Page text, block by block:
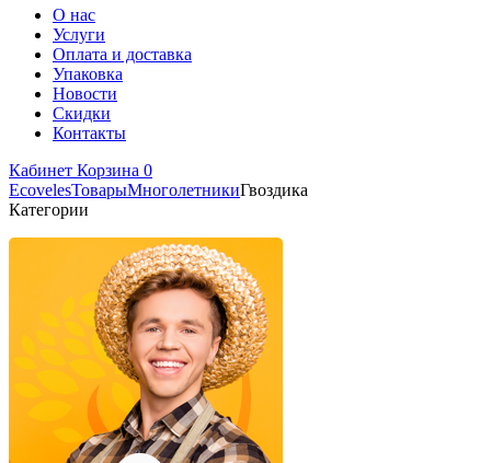
О нас
Услуги
Оплата и доставка
Упаковка
Новости
Скидки
Контакты
Кабинет Корзина 0
EcovelesТоварыМноголетникиГвоздика
Категории